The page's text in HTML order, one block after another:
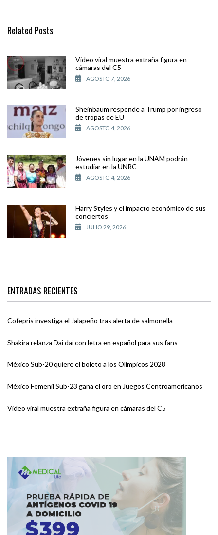
Related Posts
Video viral muestra extraña figura en
cámaras del C5
AGOSTO 7, 2026
Sheinbaum responde a Trump por ingreso
de tropas de EU
AGOSTO 4, 2026
Jóvenes sin lugar en la UNAM podrán
estudiar en la UNRC
AGOSTO 4, 2026
Harry Styles y el impacto económico de sus
conciertos
JULIO 29, 2026
ENTRADAS RECIENTES
Cofepris investiga el Jalapeño tras alerta de salmonella
Shakira relanza Dai dai con letra en español para sus fans
México Sub-20 quiere el boleto a los Olímpicos 2028
México Femenil Sub-23 gana el oro en Juegos Centroamericanos
Video viral muestra extraña figura en cámaras del C5